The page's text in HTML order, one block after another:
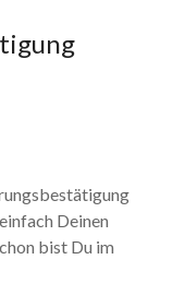
Deinen
bist Du im